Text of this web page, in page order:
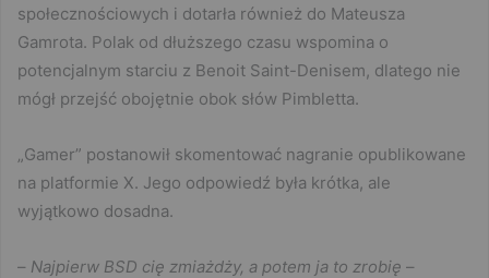
społecznościowych i dotarła również do Mateusza
Gamrota. Polak od dłuższego czasu wspomina o
potencjalnym starciu z Benoit Saint-Denisem, dlatego nie
mógł przejść obojętnie obok słów Pimbletta.
„Gamer” postanowił skomentować nagranie opublikowane
na platformie X. Jego odpowiedź była krótka, ale
wyjątkowo dosadna.
– Najpierw BSD cię zmiażdży, a potem ja to zrobię –